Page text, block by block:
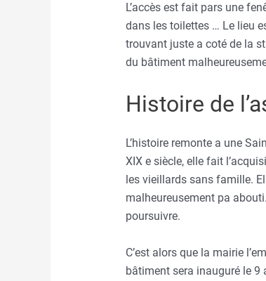
L’accès est fait pars une
dans les toilettes … Le lieu
trouvant juste a coté de la
du bâtiment
Histoire de
L’histoire remonte a une
XIX e siècle, elle fait
les vieillards sans famille.
malheureusement pa
poursuivre.
C’est alors que la mairie
bâtiment sera inauguré le